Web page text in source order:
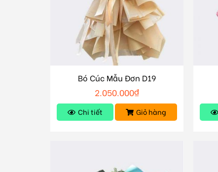
Bó Cúc Mẫu Đơn D19
2.050.000₫
Chi tiết Giỏ hàng